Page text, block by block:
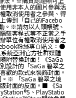
用非本人的圖片參與活
取消使用者之參與、得
傳到「自己的Facebo
。※請勿以人頭帳號、
駭客程式等不正當之手
單位有權取消使用者之
粉絲專頁貼文：●
統亞洲官方社群媒體
附替換封面！《SaGa
設計的「SaGa 碧翠之
歡的款式來裝飾封面。
※ 「SaGa 碧翠之境
封面的反面。■ 《Sa
、PlayStatio